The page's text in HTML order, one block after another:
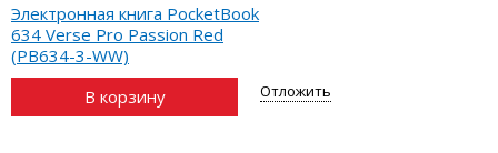
Электронная книга PocketBook
634 Verse Pro Passion Red
(PB634-3-WW)
В корзину
Отложить